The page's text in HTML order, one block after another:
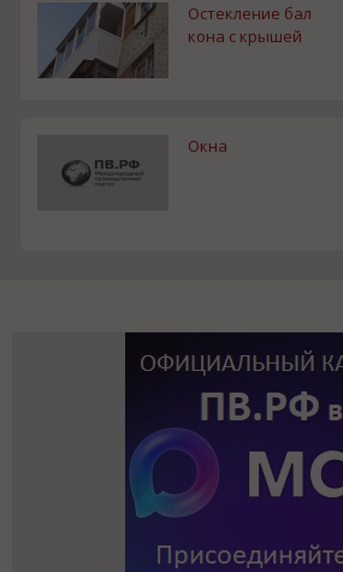
Остекление бал
кона с крышей
Окна